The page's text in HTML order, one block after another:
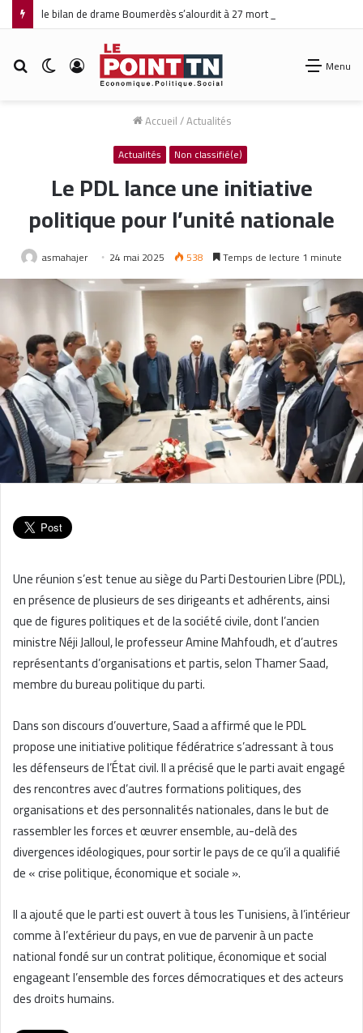
le bilan de drame Boumerdès s’alourdit à 27 morts et 42 blessés
Rechercher
Switch Connexion Menu
Accueil/Actualités
Actualités Non classifié(e)
Le PDL lance une initiative
politique pour l’unité nationale
asmahajer 24 mai 2025 538 Temps de lecture 1 minute
Une réunion s’est tenue au siège du Parti Destourien Libre (PDL),
en présence de plusieurs de ses dirigeants et adhérents, ainsi
que de figures politiques et de la société civile, dont l’ancien
ministre Néji Jalloul, le professeur Amine Mahfoudh, et d’autres
représentants d’organisations et partis, selon Thamer Saad,
membre du bureau politique du parti.
Dans son discours d’ouverture, Saad a affirmé que le PDL
propose une initiative politique fédératrice s’adressant à tous
les défenseurs de l’État civil. Il a précisé que le parti avait engagé
des rencontres avec d’autres formations politiques, des
organisations et des personnalités nationales, dans le but de
rassembler les forces et œuvrer ensemble, au-delà des
divergences idéologiques, pour sortir le pays de ce qu’il a qualifié
de « crise politique, économique et sociale ».
Il a ajouté que le parti est ouvert à tous les Tunisiens, à l’intérieur
comme à l’extérieur du pays, en vue de parvenir à un pacte
national fondé sur un contrat politique, économique et social
engageant l’ensemble des forces démocratiques et des acteurs
des droits humains.